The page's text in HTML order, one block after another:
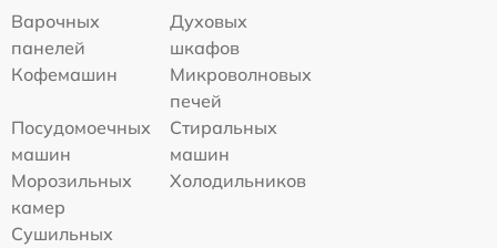
Варочных
панелей
Духовых
шкафов
Кофемашин
Микроволновых
печей
Посудомоечных
машин
Стиральных
машин
Морозильных
камер
Холодильников
Сушильных